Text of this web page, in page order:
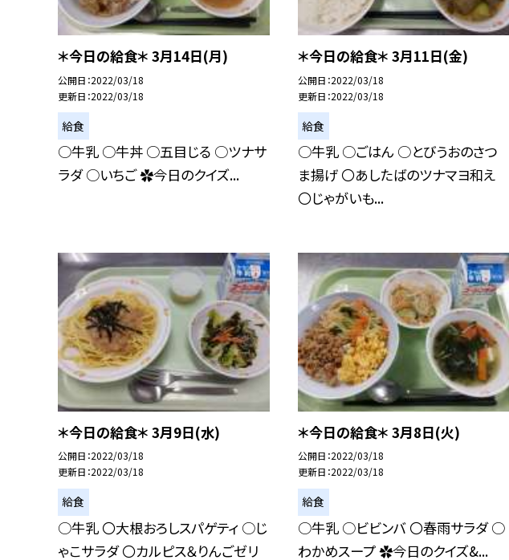
＊今日の給食＊ 3月14日(月)
公開日 2022/03/18
更新日 2022/03/18
給食
○牛乳 ○牛丼 ○五目じる ○ツナサ
ラダ ○いちご ✿今日のクイズ...
＊今日の給食＊ 3月11日(金)
公開日 2022/03/18
更新日 2022/03/18
給食
○牛乳 ○ごはん ○とびうおのさつ
ま揚げ 〇あしたばのツナマヨ和え
〇じゃがいも...
＊今日の給食＊ 3月9日(水)
公開日 2022/03/18
更新日 2022/03/18
給食
○牛乳 〇大根おろしスパゲティ ○じ
ゃこサラダ 〇カルピス＆りんごゼリ
＊今日の給食＊ 3月8日(火)
公開日 2022/03/18
更新日 2022/03/18
給食
○牛乳 ○ビビンバ 〇春雨サラダ ○
わかめスープ ✿今日のクイズ&...